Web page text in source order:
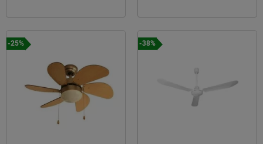
-25% -38%